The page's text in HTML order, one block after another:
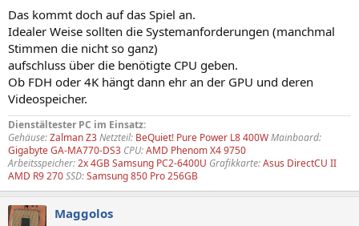
Das kommt doch auf das Spiel an.
Idealer Weise sollten die Systemanforderungen (manchmal
Stimmen die nicht so ganz)
aufschluss über die benötigte CPU geben.
Ob FDH oder 4K hängt dann ehr an der GPU und deren
Videospeicher.
Dienstältester PC im Einsatz:
Gehäuse:Zalman Z3Netzteil: BeQuiet! Pure Power L8 400WMainboard:
Gigabyte GA-MA770-DS3 CPU:AMD Phenom X4 9750
Arbeitsspeicher:2x 4GB Samsung PC2-6400U Grafikkarte:Asus DirectCU II
AMD R9 270SSD:Samsung 850 Pro 256GB
Maggolos